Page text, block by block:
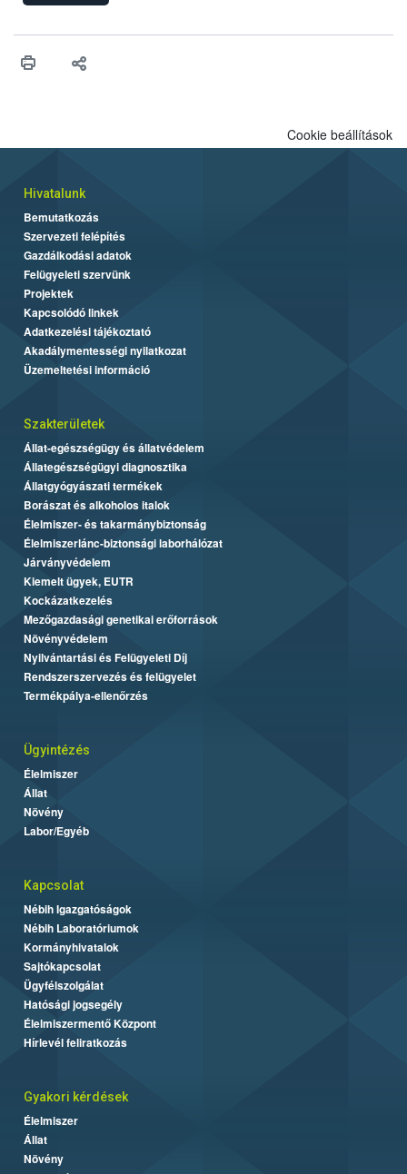
érésű szőlőkben is legyen lehetőség a károsító elleni további
felhasználók számára is elérhető és ökológiai termesztésben is
Cookie beállítások
Hivatalunk
Bemutatkozás
Szervezeti felépítés
Gazdálkodási adatok
Felügyeleti szervünk
Projektek
Kapcsolódó linkek
Adatkezelési tájékoztató
Akadálymentességi nyilatkozat
Üzemeltetési információ
Szakterületek
Állat-egészségügy és állatvédelem
Állategészségügyi diagnosztika
Állatgyógyászati termékek
Borászat és alkoholos italok
Élelmiszer- és takarmánybiztonság
Élelmiszerlánc-biztonsági laborhálózat
Járványvédelem
Kiemelt ügyek, EUTR
Kockázatkezelés
Mezőgazdasági genetikai erőforrások
Növényvédelem
Nyilvántartási és Felügyeleti Díj
Rendszerszervezés és felügyelet
Termékpálya-ellenőrzés
Ügyintézés
Élelmiszer
Állat
Növény
Labor/Egyéb
Kapcsolat
Nébih Igazgatóságok
Nébih Laboratóriumok
Kormányhivatalok
Sajtókapcsolat
Ügyfélszolgálat
Hatósági jogsegély
Élelmiszermentő Központ
Hírlevél feliratkozás
Gyakori kérdések
Élelmiszer
Állat
Növény